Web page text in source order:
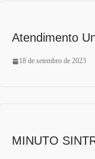
Atendimento
18 de setembro de 2023
MINUTO